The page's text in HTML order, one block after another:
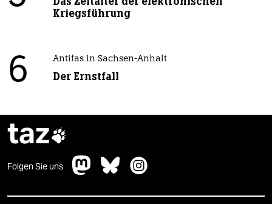
Kriegsführung
6 Antifas in Sachsen-Anhalt
Der Ernstfall
taz
Folgen Sie uns